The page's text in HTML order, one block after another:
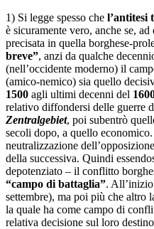
1) Si legge spesso che l’antitesi
è sicuramente vero, anche se,
precisata in quella borghese-
breve”, anzi da qualche
(nell’occidente moderno) il
(amico-nemico) sia quello
1500 agli ultimi decenni del
relativo diffondersi delle guerre
Zentralgebiet, poi subentrò
secoli dopo, a quello
neutralizzazione
della successiva. Quindi
depotenziato – il conflitto
“campo di battaglia”.
settembre), ma poi più che altro
la quale ha come campo di
relativa decisione sul loro